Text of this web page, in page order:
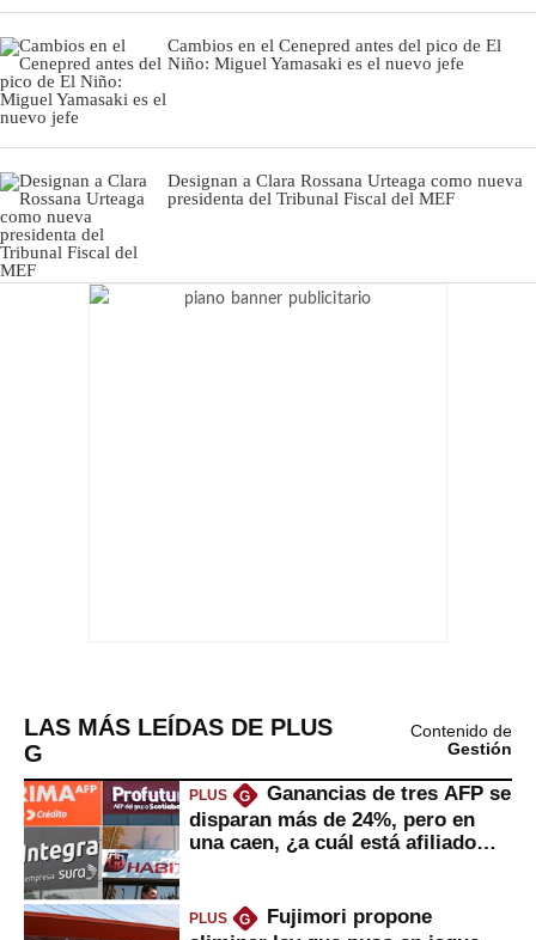
Cambios en el Cenepred antes del pico de El
Niño: Miguel Yamasaki es el nuevo jefe
Designan a Clara Rossana Urteaga como nueva
presidenta del Tribunal Fiscal del MEF
LAS MÁS LEÍDAS DE PLUS
G
Contenido de
Gestión
PLUS G
Ganancias de tres AFP se
disparan más de 24%, pero en
una caen, ¿a cuál está afiliado
PLUS G
Fujimori propone